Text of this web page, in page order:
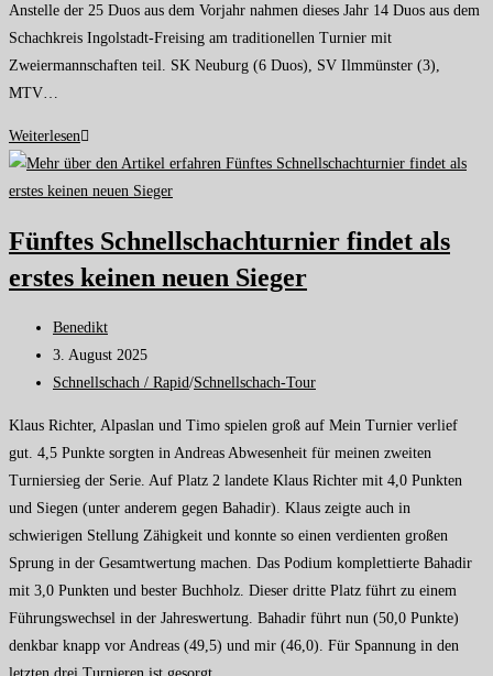
Anstelle der 25 Duos aus dem Vorjahr nahmen dieses Jahr 14 Duos aus dem
Schachkreis Ingolstadt-Freising am traditionellen Turnier mit
Zweiermannschaften teil. SK Neuburg (6 Duos), SV Ilmmünster (3),
MTV…
Weiterlesen
Fünftes Schnellschachturnier findet als
erstes keinen neuen Sieger
Benedikt
3. August 2025
Schnellschach / Rapid/Schnellschach-Tour
Klaus Richter, Alpaslan und Timo spielen groß auf Mein Turnier verlief
gut. 4,5 Punkte sorgten in Andreas Abwesenheit für meinen zweiten
Turniersieg der Serie. Auf Platz 2 landete Klaus Richter mit 4,0 Punkten
und Siegen (unter anderem gegen Bahadir). Klaus zeigte auch in
schwierigen Stellung Zähigkeit und konnte so einen verdienten großen
Sprung in der Gesamtwertung machen. Das Podium komplettierte Bahadir
mit 3,0 Punkten und bester Buchholz. Dieser dritte Platz führt zu einem
Führungswechsel in der Jahreswertung. Bahadir führt nun (50,0 Punkte)
denkbar knapp vor Andreas (49,5) und mir (46,0). Für Spannung in den